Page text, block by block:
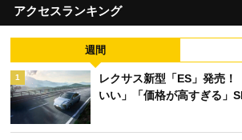
アクセスランキング
週間
1
レクサス新型「ES」発売！
いい」「価格が高すぎる」